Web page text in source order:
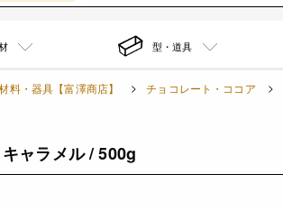
型・道具
料・器具【富澤商店】 チョコレート・ココア
ャラメル / 500g